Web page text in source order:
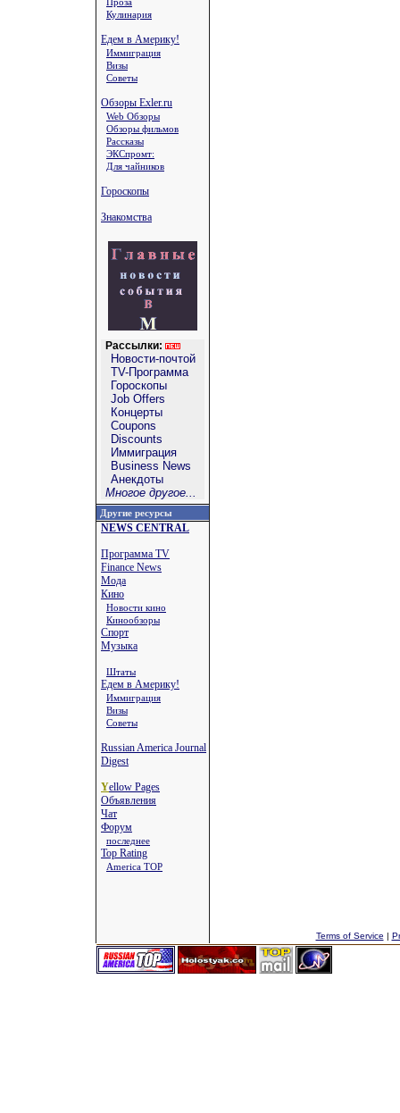
Кулинария
Едем в Америку!
Иммиграция
Визы
Советы
Обзоры Exler.ru
Web Обзоры
Обзоры фильмов
Рассказы
ЭКСпромт:
Для чайников
Гороскопы
Знакомства
Рассылки:
Новости-почтой
TV-Программа
Гороскопы
Job Offers
Концерты
Coupons
Discounts
Иммиграция
Business News
Анекдоты
Многое другое...
Другие ресурсы
NEWS CENTRAL
Программа TV
Finance News
Мода
Кино
Новости кино
Кинообзоры
Спорт
Музыка
Штаты
Едем в Америку!
Иммиграция
Визы
Советы
Russian America Journal
Digest
Yellow Pages
Объявления
Чат
Форум
последнее
Top Rating
America TOP
Terms of Service |